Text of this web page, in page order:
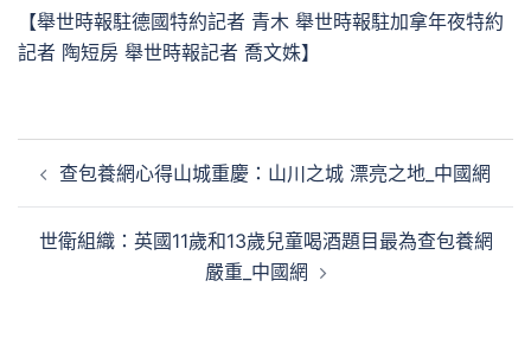
【舉世時報駐德國特約記者 青木 舉世時報駐加拿年夜特約
記者 陶短房 舉世時報記者 喬文姝】
章
覽
查包養網心得山城重慶：山川之城 漂亮之地_中國網
世衛組織：英國11歲和13歲兒童喝酒題目最為查包養網
嚴重_中國網